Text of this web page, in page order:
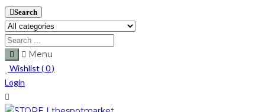
Search
Menu
Wishlist (0)
Login